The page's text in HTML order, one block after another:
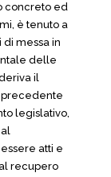
concreto ed
è tenuto a
messa in
delle
il
precedente
legislativo,
atti e
recupero